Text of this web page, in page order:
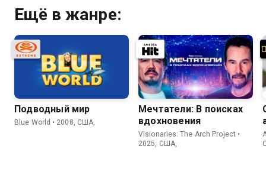
Ещё в жанре:
Подводный мир
Blue World • 2008, США,
Мечтатели: В поисках
вдохновения
Visionaries: The Arch Project •
2025, США,